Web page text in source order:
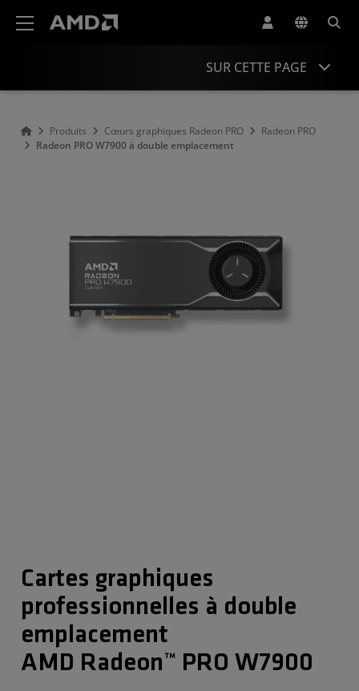
SUR CETTE PAGE
Assistance et ressources
Produits Cœurs graphiques Radeon PRO
Radeon PRO
Radeon PRO W7900 à double emplacement
Cartes graphiques
professionnelles à double
emplacement
AMD Radeon™ PRO W7900